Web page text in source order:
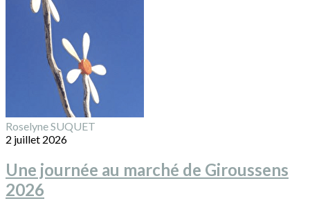
Roselyne SUQUET
2 juillet 2026
Une journée au marché de Giroussens
2026